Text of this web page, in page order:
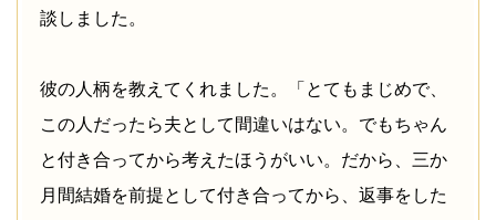
談しました。
彼の人柄を教えてくれました。「とてもまじめで、
この人だったら夫として間違いはない。でもちゃん
と付き合ってから考えたほうがいい。だから、三か
月間結婚を前提として付き合ってから、返事をした